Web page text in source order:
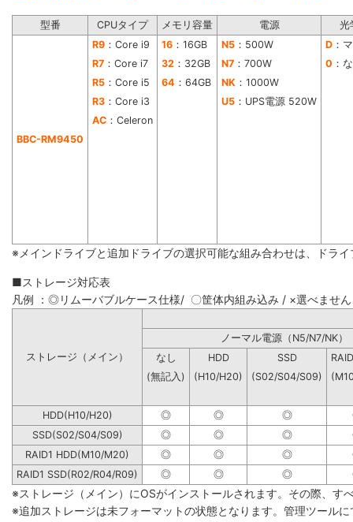
型番 CPUタイプ メモリ容量 電源 光
BBC-RM9450
R9 ：Core i9 16 ：16GB N5 ：500W D ：
R7 ：Core i7 32 ：32GB N7 ：700W 0 ：
R5 ：Core i5 64 ：64GB NK ：1000W
R3 ：Core i3 U5 ：UPS電源 520W
AC ：Celeron
※メインドライブと追加ドライブの選択可能な組み合わせは、ドラ
■ストレージ対応表
凡例 ：◎リムーバブルケース仕様/ 〇筐体内組み込み / ×選べません
ノーマル電源（N5/
ストレージ（メイン）
なし HDD SSD
(無記入)
(H10/H20) (S02/S04/S09)
HDD(H10/H20) ◎ ◎ ◎
SSD(S02/S04/S09)
◎ ◎ ◎
RAID1 HDD(M10/M20)
◎ ◎ ◎
RAID1 SSD(R02/R04/R09)
◎ ◎ ◎
※ストレージ（メイン）にOSがインストールされます。その際、す
※追加ストレージは未フォーマットの状態となります。管理ツール